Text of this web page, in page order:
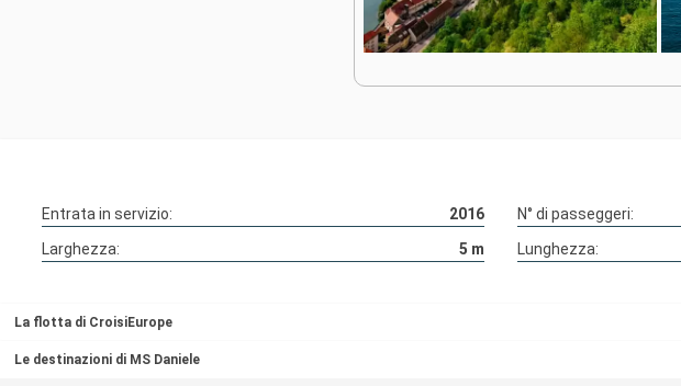
Entrata in servizio: 2016 N° di passeggeri:
Larghezza:
5 m Lunghezza:
La flotta di CroisiEurope
Le destinazioni di MS Daniele